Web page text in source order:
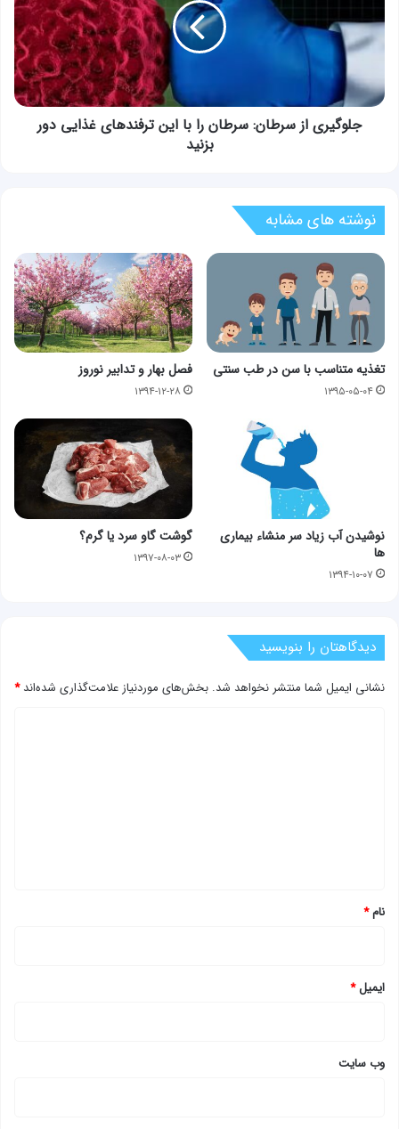
را
ترفندهای
غذایی
جلوگیری از سرطان: سرطان را با این ترفندهای غذایی دور
بزنید
نوشته های مشابه
تغذیه متناسب با سن در طب سنتی
۱۳۹۵-۰۵-۰۴
فصل بهار و تدابیر نوروز
۱۳۹۴-۱۲-۲۸
نوشیدن آب زیاد سر منشاء بیماری
ها
۱۳۹۴-۱۰-۰۷
گوشت گاو سرد یا گرم؟
۱۳۹۷-۰۸-۰۳
دیدگاهتان را بنویسید
نشانی ایمیل شما منتشر نخواهد شد. بخش‌های موردنیاز علامت‌گذاری شده‌اند*
نام*
ایمیل*
وب‌ سایت